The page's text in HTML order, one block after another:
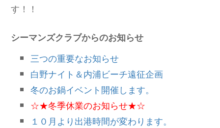
す！！
シーマンズクラブからのお知らせ
三つの重要なお知らせ
白野ナイト＆内浦ビーチ遠征企画
冬のお鍋イベント開催します。
☆★冬季休業のお知らせ★☆
１０月より出港時間が変わります。